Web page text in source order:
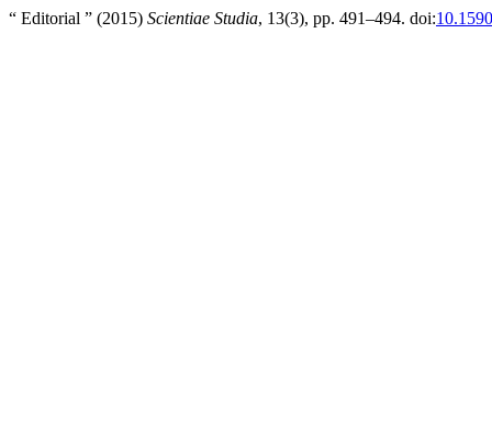
“ Editorial ” (2015) Scientiae Studia, 13(3), pp. 491–494. doi: